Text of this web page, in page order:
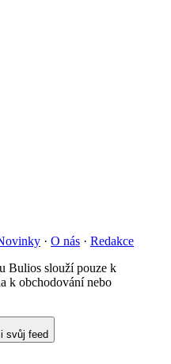
· O nás · Redakce
Bulios slouží pouze k
k obchodování nebo
svůj feed